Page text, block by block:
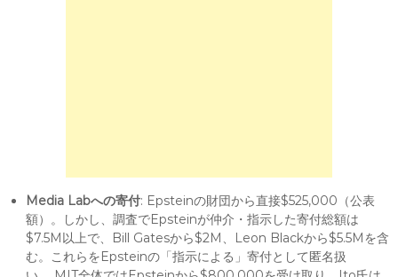
Media Labへの寄付: Epsteinの財団から直接$525,000（公表
額）。しかし、調査でEpsteinが仲介・指示した寄付総額は
$7.5M以上で、Bill Gatesから$2M、Leon Blackから$5.5Mを含
む。これらをEpsteinの「指示による」寄付として匿名扱